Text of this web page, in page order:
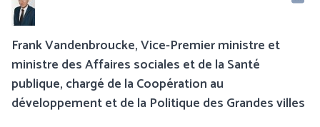
Frank Vandenbroucke, Vice-Premier ministre et
ministre des Affaires sociales et de la Santé
publique, chargé de la Coopération au
développement et de la Politique des Grandes villes